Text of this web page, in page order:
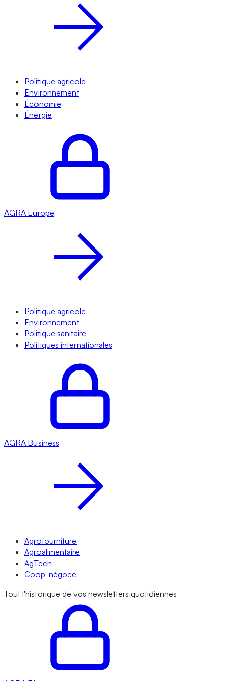
Politique agricole
Environnement
Économie
Énergie
AGRA Europe
Politique agricole
Environnement
Politique sanitaire
Politiques internationales
AGRA Business
Agrofourniture
Agroalimentaire
AgTech
Coop-négoce
Tout l'historique de vos newsletters quotidiennes